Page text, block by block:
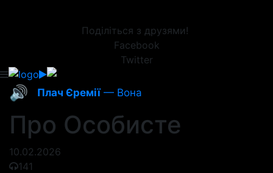
Поділіться з друзями!
Facebook
Twitter
🔊 Плач Єремії— Вона
Про Особисте
10.02.2026
141